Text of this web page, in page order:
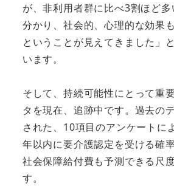
が、非利用者群に比べ3割ほど
分かり、社会的、心理的な効果
ということが見えてきました」
います。
そして、持続可能性にとって重
タを現在、追跡中です。過去の
された、10項目のアンケートに
年以内に要介護認定を受ける確
社会保障給付費も予測できる尺
す。